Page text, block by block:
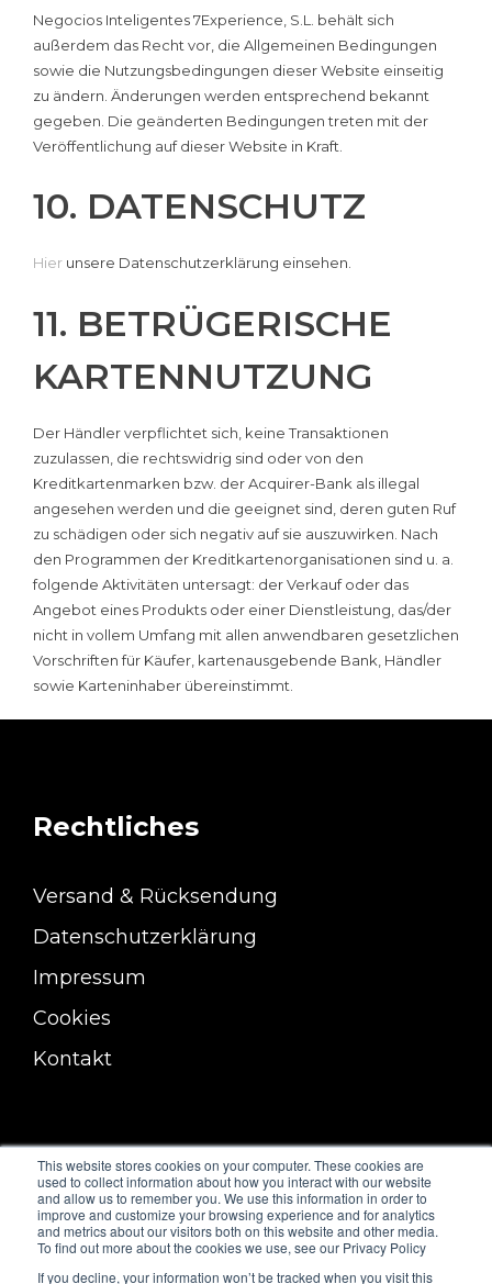
This website stores cookies on your computer. These cookies are
used to collect information about how you interact with our website
and allow us to remember you. We use this information in order to
improve and customize your browsing experience and for analytics
and metrics about our visitors both on this website and other media.
To find out more about the cookies we use, see our Privacy Policy
If you decline, your information won’t be tracked when you visit this
Negocios Inteligentes 7Experience, S.L. behält sich
außerdem das Recht vor, die Allgemeinen Bedingungen
sowie die Nutzungsbedingungen dieser Website einseitig
zu ändern. Änderungen werden entsprechend bekannt
gegeben. Die geänderten Bedingungen treten mit der
Veröffentlichung auf dieser Website in Kraft.
10. DATENSCHUTZ
Hier unsere Datenschutzerklärung einsehen.
11. BETRÜGERISCHE
KARTENNUTZUNG
Der Händler verpflichtet sich, keine Transaktionen
zuzulassen, die rechtswidrig sind oder von den
Kreditkartenmarken bzw. der Acquirer-Bank als illegal
angesehen werden und die geeignet sind, deren guten Ruf
zu schädigen oder sich negativ auf sie auszuwirken. Nach
den Programmen der Kreditkartenorganisationen sind u. a.
folgende Aktivitäten untersagt: der Verkauf oder das
Angebot eines Produkts oder einer Dienstleistung, das/der
nicht in vollem Umfang mit allen anwendbaren gesetzlichen
Vorschriften für Käufer, kartenausgebende Bank, Händler
sowie Karteninhaber übereinstimmt.
Rechtliches
Versand & Rücksendung
Datenschutzerklärung
Impressum
Cookies
Kontakt